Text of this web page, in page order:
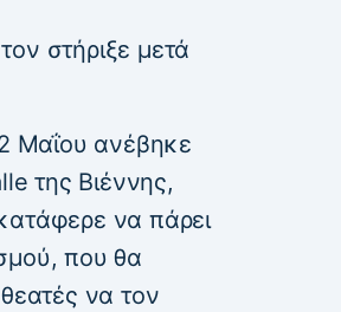
στήριξε μετά
Μαΐου ανέβηκε
της Βιέννης,
να πάρει
που θα
να τον